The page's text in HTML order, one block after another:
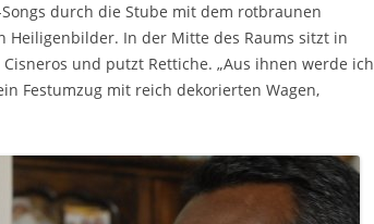
Songs durch die Stube mit dem rotbraunen
Heiligenbilder. In der Mitte des Raums sitzt in
und putzt Rettiche. „Aus ihnen werde ich
Festumzug mit reich dekorierten Wagen,